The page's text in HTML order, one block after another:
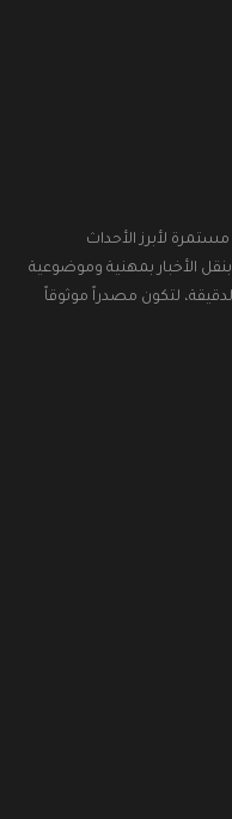
لأبرز الأحداث
الأخبار بمهنية وموضوعية
لتكون مصدراً موثوقاً